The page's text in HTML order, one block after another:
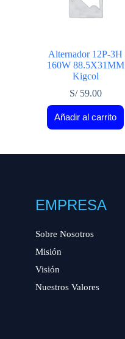
Alternador 12P-3H
160W 88.5X31MM
Kigcol
S/59.00
Añadir al carrito
EMPRESA
Sobre Nosotros
Misión
Visión
Nuestros Valores